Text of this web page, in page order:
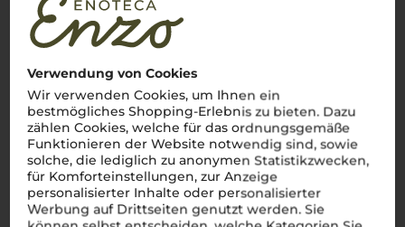
Verwendung von Cookies
Wir verwenden Cookies, um Ihnen ein
bestmögliches Shopping-Erlebnis zu bieten. Dazu
zählen Cookies, welche für das ordnungsgemäße
Funktionieren der Website notwendig sind, sowie
solche, die lediglich zu anonymen Statistikzwecken,
für Komforteinstellungen, zur Anzeige
personalisierter Inhalte oder personalisierter
Werbung auf Drittseiten genutzt werden. Sie
Rosso di Montalcino
Toskana
goldenen Weinbergen, entsteht neben dem legendären
Brunelloauch der eleganteRosso di Montalcino. Dieser
jüngere Verwandte des Brunello begeistert durch seine
Frische, Fruchtigkeit und unkomplizierte Art. Hergestellt aus
der gleichen edlen Sangiovese Grosso-Traube, reift er jedoch
kürzer und ist dadurch schneller trinkbereit. Ein
perfekt zu Pasta, gegrilltem Fleisch oder einem gemütlichen
Abend mit Freunden passt. DerRosso di Montalcino
das sonnige Lebensgefühl der Toskana direkt ins Glas –